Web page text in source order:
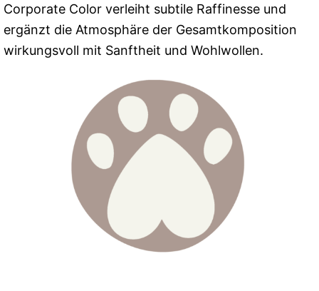
Corporate Color verleiht subtile Raffinesse und
ergänzt die Atmosphäre der Gesamtkomposition
wirkungsvoll mit Sanftheit und Wohlwollen.